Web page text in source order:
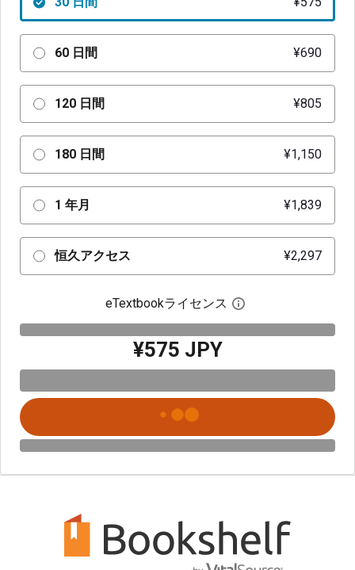
60 日間 ¥690
120 日間 ¥805
180 日間 ¥1,150
1 年月 ¥1,839
恒久アクセス ¥2,297
eTextbookライセンス デジタルライセン
¥575 JPY